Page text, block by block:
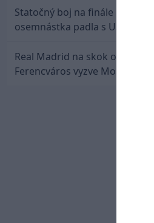
Statočný boj na finále nestačil:
osemnástka padla s USA a
Real Madrid na skok od
Ferencváros vyzve